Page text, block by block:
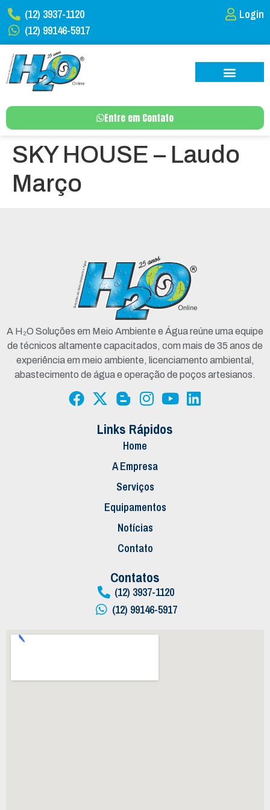
(12) 3937-1120
(12) 99146-5917
Login
Entre em Contato
SKY HOUSE – Laudo
Março
A H₂O Soluções em Meio Ambiente e Água reúne uma equipe
de técnicos altamente capacitados, com mais de 35 anos de
experiência em meio ambiente, licenciamento ambiental,
abastecimento de água e operação de poços artesianos.
Links Rápidos
Home
A Empresa
Serviços
Equipamentos
Notícias
Contato
Contatos
(12) 3937-1120
(12) 99146-5917